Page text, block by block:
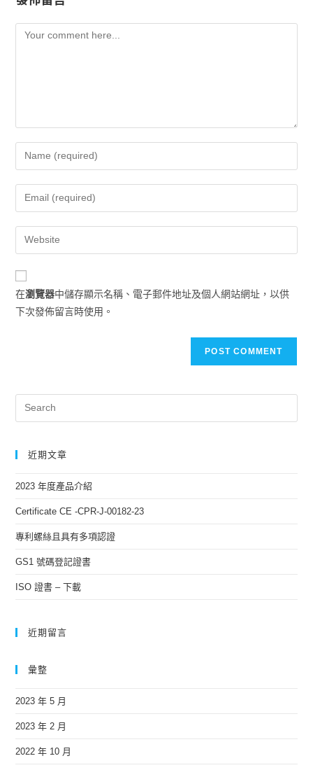
在瀏覽器中儲存顯示名稱、電子郵件地址及個人網站網址，以供
下次發佈留言時使用。
近期文章
2023 年度產品介紹
Certificate CE -CPR-J-00182-23
專利螺絲且具有多項認證
GS1 號碼登記證書
ISO 證書 – 下載
近期留言
彙整
2023 年 5 月
2023 年 2 月
2022 年 10 月